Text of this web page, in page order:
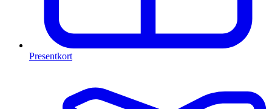
Presentkort